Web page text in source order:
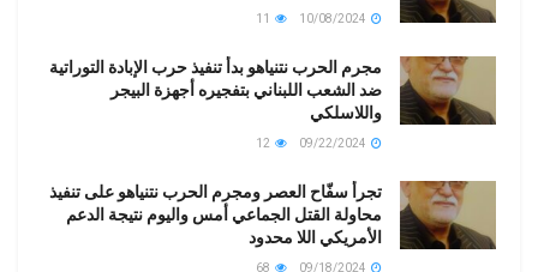
مجرم الحرب نتنياهو بدأ تنفيذ حرب الإبادة التوراتية
ضد الشعب اللبناني بتفجيره أجهزة البيجر
واللاسلكي
تجرأ سفّاح العصر ومجرم الحرب نتنياهو على تنفيذ
محاولة القتل الجماعي أمس واليوم نتيجة الدعم
الأمريكي اللا محدود